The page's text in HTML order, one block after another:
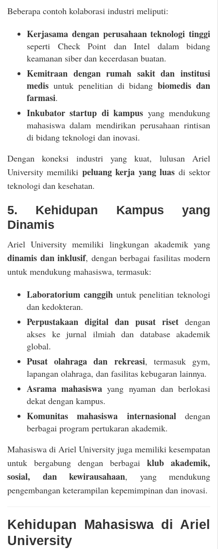
Beberapa contoh kolaborasi industri meliputi:
Kerjasama dengan perusahaan teknologi tinggi
seperti Check Point dan Intel dalam bidang
keamanan siber dan kecerdasan buatan.
Kemitraan dengan rumah sakit dan institusi
medis untuk penelitian di bidangbiomedis dan
farmasi.
Inkubator startup di kampus yang mendukung
mahasiswa dalam mendirikan perusahaan rintisan
di bidang teknologi dan inovasi.
Dengan koneksi industri yang kuat, lulusan Ariel
University memiliki peluang kerja yang luas di sektor
teknologi dan kesehatan.
5. Kehidupan Kampus yang
Dinamis
Ariel University memiliki lingkungan akademik yang
dinamis dan inklusif, dengan berbagai fasilitas modern
untuk mendukung mahasiswa, termasuk:
Laboratorium canggih untuk penelitian teknologi
dan kedokteran.
Perpustakaan digital dan pusat riset dengan
akses ke jurnal ilmiah dan database akademik
global.
Pusat olahraga dan rekreasi, termasuk gym,
lapangan olahraga, dan fasilitas kebugaran lainnya.
Asrama mahasiswa yang nyaman dan berlokasi
dekat dengan kampus.
Komunitas mahasiswa internasional dengan
berbagai program pertukaran akademik.
Mahasiswa di Ariel University juga memiliki kesempatan
untuk bergabung dengan berbagai klub akademik,
sosial, dan kewirausahaan, yang mendukung
pengembangan keterampilan kepemimpinan dan inovasi.
Kehidupan Mahasiswa di Ariel
University